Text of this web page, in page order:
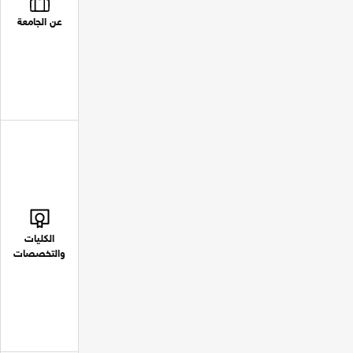
عن الجامعة
الكليات
والتخصصات